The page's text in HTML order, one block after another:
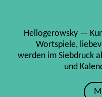
Hellogerowsky —
Wortspiele,
werden im Siebdruck
und